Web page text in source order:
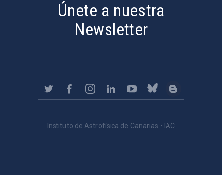
Únete a nuestra
Newsletter
Instituto de Astrofísica de Canarias • IAC